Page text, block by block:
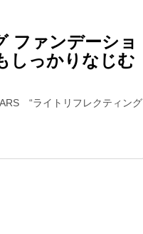
ファンデーショ
しっかりなじむ
“ライトリフレクティング